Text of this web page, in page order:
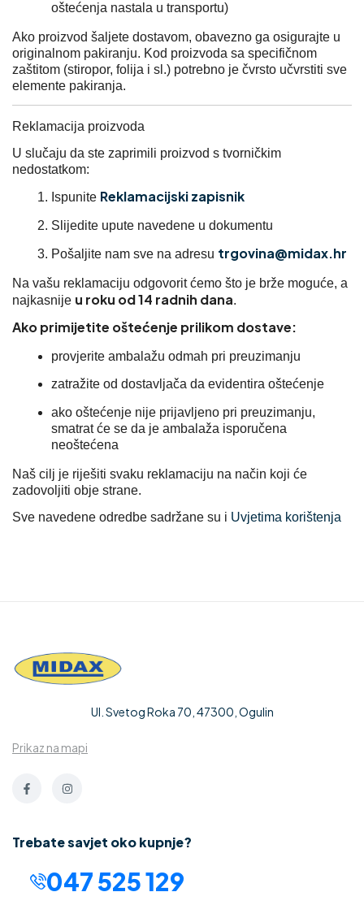
oštećenja nastala u transportu)
Ako proizvod šaljete dostavom, obavezno ga osigurajte u
originalnom pakiranju. Kod proizvoda sa specifičnom
zaštitom (stiropor, folija i sl.) potrebno je čvrsto učvrstiti sve
elemente pakiranja.
Reklamacija proizvoda
U slučaju da ste zaprimili proizvod s tvorničkim
nedostatkom:
Ispunite Reklamacijski zapisnik
Slijedite upute navedene u dokumentu
Pošaljite nam sve na adresu trgovina@midax.hr
Na vašu reklamaciju odgovorit ćemo što je brže moguće, a
najkasnije u roku od 14 radnih dana.
Ako primijetite oštećenje prilikom dostave:
provjerite ambalažu odmah pri preuzimanju
zatražite od dostavljača da evidentira oštećenje
ako oštećenje nije prijavljeno pri preuzimanju,
smatrat će se da je ambalaža isporučena
neoštećena
Naš cilj je riješiti svaku reklamaciju na način koji će
zadovoljiti obje strane.
Sve navedene odredbe sadržane su i Uvjetima korištenja
Ul. Svetog Roka 70, 47300, Ogulin
Prikaz na mapi
Trebate savjet oko kupnje?
047 525 129